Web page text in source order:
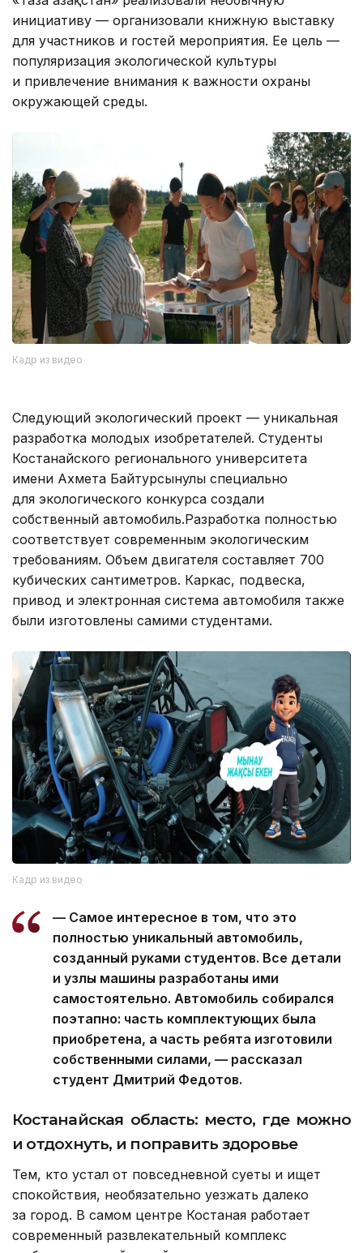
инициативу — организовали книжную выставку
для участников и гостей мероприятия. Ее цель —
популяризация экологической культуры
и привлечение внимания к важности охраны
окружающей среды.
Кадр из видео
Следующий экологический проект — уникальная
разработка молодых изобретателей. Студенты
Костанайского регионального университета
имени Ахмета Байтурсынулы специально
для экологического конкурса создали
собственный автомобиль.Разработка полностью
соответствует современным экологическим
требованиям. Объем двигателя составляет 700
кубических сантиметров. Каркас, подвеска,
привод и электронная система автомобиля также
были изготовлены самими студентами.
Кадр из видео
— Самое интересное в том, что это
полностью уникальный автомобиль,
созданный руками студентов. Все детали
и узлы машины разработаны ими
самостоятельно. Автомобиль собирался
поэтапно: часть комплектующих была
приобретена, а часть ребята изготовили
собственными силами, — рассказал
студент Дмитрий Федотов.
Костанайская область: место, где можно
и отдохнуть, и поправить здоровье
Тем, кто устал от повседневной суеты и ищет
спокойствия, необязательно уезжать далеко
за город. В самом центре Костаная работает
современный развлекательный комплекс